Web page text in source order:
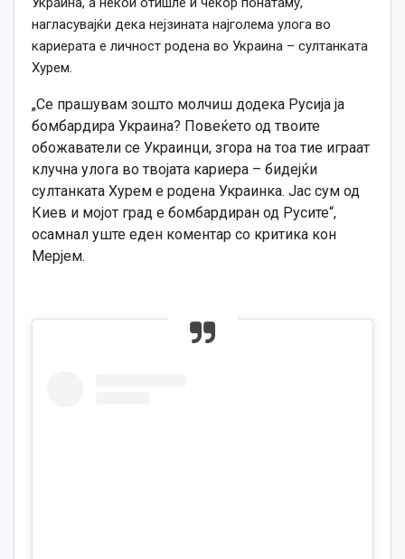
нагласувајќи дека нејзината најголема улога во
кариерата е личност родена во Украина – султанката
Хурем.
„Се прашувам зошто молчиш додека Русија ја
бомбардира Украина? Повеќето од твоите
обожаватели се Украинци, згора на тоа тие играат
клучна улога во твојата кариера – бидејќи
султанката Хурем е родена Украинка. Јас сум од
Киев и мојот град е бомбардиран од Русите“,
осамнал уште еден коментар со критика кон
Мерјем.